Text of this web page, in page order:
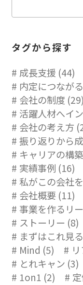
タグから探す
成長支援 (44)
内定につなが
会社の制度 (29)
活躍人材へイ
会社の考え方
振り返りから
キャリアの構
実績事例 (16)
私がこの会社
会社概要 (11)
事業を作るリ
ストーリー (8)
まずはこれ見
Mind (5)
とれキャン (3)
1on1 (2)